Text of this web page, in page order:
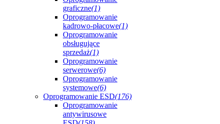
graficzne(1)
Oprogramowanie
kadrowo-płacowe(1)
Oprogramowanie
obsługujące
sprzedaż(1)
Oprogramowanie
serwerowe(6)
Oprogramowanie
systemowe(6)
Oprogramowanie ESD(176)
Oprogramowanie
antywirusowe